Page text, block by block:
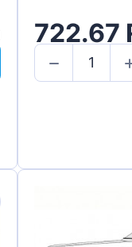
722.67